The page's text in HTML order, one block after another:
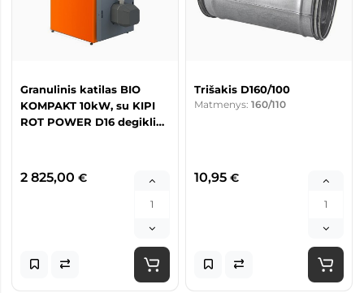
Granulinis katilas BIO
KOMPAKT 10kW, su KIPI
ROT POWER D16 degikliu
2 825,00 €
Trišakis D160/100
Matmenys: 160/110
10,95 €